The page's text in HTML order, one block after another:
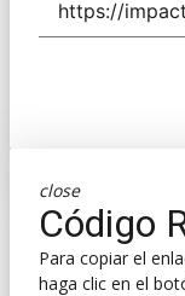
close
Código
Para copiar el
haga clic en el